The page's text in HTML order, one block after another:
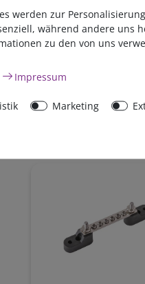
4er Hochstrom-
Sammelschiene
bis 300A | Farbe:
31,50 €*
sofort lieferbar
* inkl. 19% MwSt. zzgl.
werden zur
während andere uns
zu den von uns
Impressum
Marketing